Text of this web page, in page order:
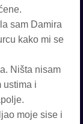
sam Damira
kako mi se
Ništa nisam
ustima i
moje sise i